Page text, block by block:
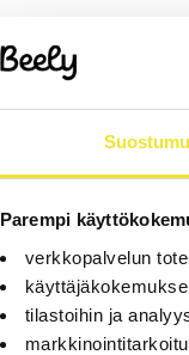
Parempi
verkkopalvelun
tilastoihin ja